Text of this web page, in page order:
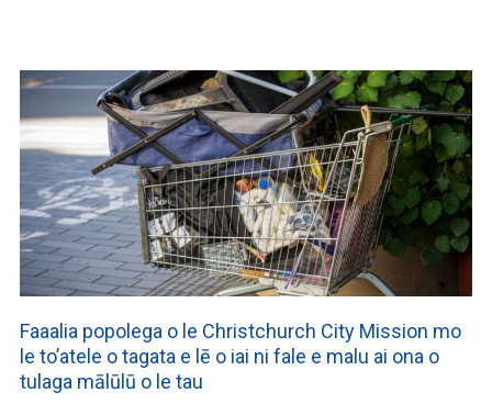
Faaalia popolega o le Christchurch City Mission mo
le to’atele o tagata e lē o iai ni fale e malu ai ona o
tulaga mālūlū o le tau